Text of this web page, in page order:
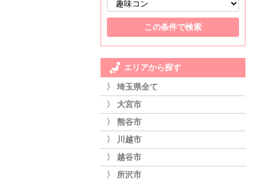
エリアから探す
〉 埼玉県全て
〉 大宮市
〉 熊谷市
〉 川越市
〉 越谷市
〉 所沢市